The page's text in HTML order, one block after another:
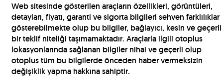
Web sitesinde gösterilen araçların özellikleri, görüntüleri,
detayları, fiyatı, garanti ve sigorta bilgileri sehven farklılıklar
gösterebilmekte olup bu bilgiler, bağlayıcı, kesin ve geçerli
bir teklif niteliği taşımamaktadır. Araçlarla ilgili otoplus
lokasyonlarında sağlanan bilgiler nihai ve geçerli olup
otoplus tüm bu bilgilerde önceden haber vermeksizin
değişiklik yapma hakkına sahiptir.